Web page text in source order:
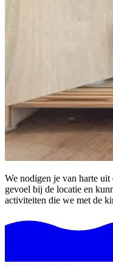
We nodigen je van harte
gevoel bij de locatie en
activiteiten die we met de